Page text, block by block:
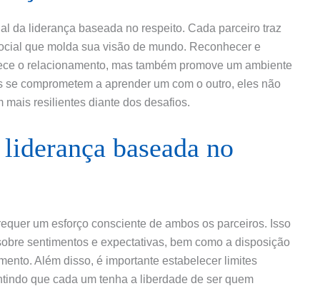
da liderança baseada no respeito. Cada parceiro traz
que molda sua visão de mundo. Reconhecer e
o relacionamento, mas também promove um ambiente
comprometem a aprender um com o outro, eles não
mais resilientes diante dos desafios.
baseada no
um esforço consciente de ambos os parceiros. Isso
sentimentos e expectativas, bem como a disposição
Além disso, é importante estabelecer limites
que cada um tenha a liberdade de ser quem